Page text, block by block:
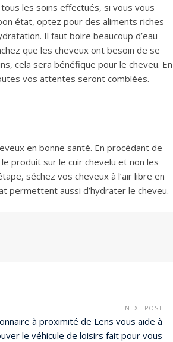
les soins effectués, si vous vous
état, optez pour des aliments riches
Il faut boire beaucoup d’eau
que les cheveux ont besoin de se
cela sera bénéfique pour le cheveu. En
vos attentes seront comblées.
en bonne santé. En procédant de
produit sur le cuir chevelu et non les
séchez vos cheveux à l’air libre en
permettent aussi d’hydrater le cheveu.
NEXT POST
à proximité de Lens vous aide à
le véhicule de loisirs fait pour vous